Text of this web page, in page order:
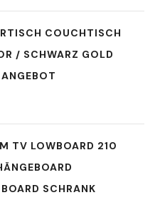
COUCHTISCH
/ SCHWARZ GOLD
TV LOWBOARD 210
SCHRANK